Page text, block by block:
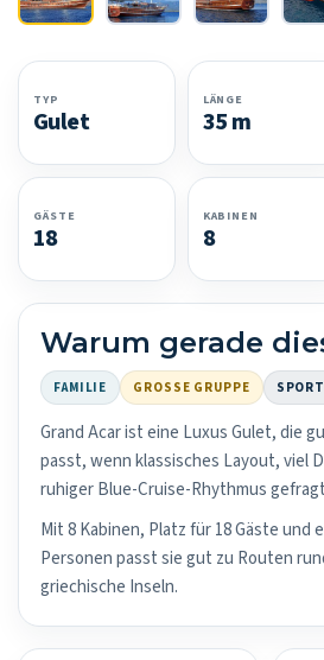
TYP
Gulet
LÄNGE
35 m
GÄSTE
18
KABINEN
8
Warum gerade
FAMILIE GROSSE GRUPPE
Grand Acar ist eine Luxus Gulet, die
passt, wenn klassisches Layout, viel
ruhiger Blue-Cruise-Rhythmus
Mit 8 Kabinen, Platz für 18 Gäste und
Personen passt sie gut zu Routen
griechische Inseln.